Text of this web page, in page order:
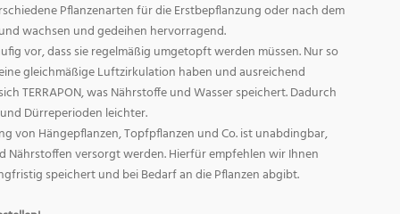
Pflanzenarten für die Erstbepflanzung oder nach dem
wachsen und gedeihen hervorragend.
vor, dass sie regelmäßig umgetopft werden müssen. Nur so
gleichmäßige Luftzirkulation haben und ausreichend
TERRAPON, was Nährstoffe und Wasser speichert. Dadurch
Dürreperioden leichter.
von Hängepflanzen, Topfpflanzen und Co. ist unabdingbar,
Nährstoffen versorgt werden. Hierfür empfehlen wir Ihnen
speichert und bei Bedarf an die Pflanzen abgibt.